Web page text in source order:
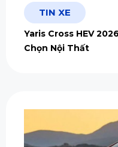
TIN XE
Yaris Cross HEV
Chọn Nội Thất